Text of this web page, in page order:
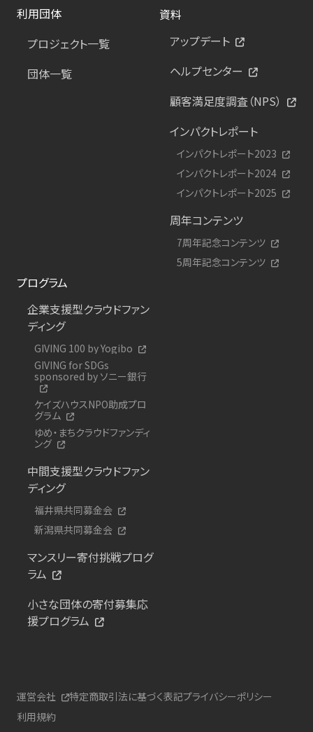
利用団体
プロジェクト一覧
団体一覧
資料
アップデート
ヘルプセンター
顧客満足度調査（NPS）
インパクトレポート
インパクトレポート2023
インパクトレポート2024
インパクトレポート2025
周年コンテンツ
7周年記念コンテンツ
5周年記念コンテンツ
プログラム
企業支援型クラウドファン
ディング
GIVING 100 by Yogibo
GIVING for SDGs
sponsored by ソニー銀行
ケイズハウスNPO助成プロ
グラム
ゆめ・まちクラウドファンディ
ング
中間支援型クラウドファン
ディング
福井県共同募金会
新潟県共同募金会
マンスリー寄付挑戦プログ
ラム
小さな団体の寄付募集応
援プログラム
運営会社 特定商取引法に基づく表記プライバシーポリシー
利用規約